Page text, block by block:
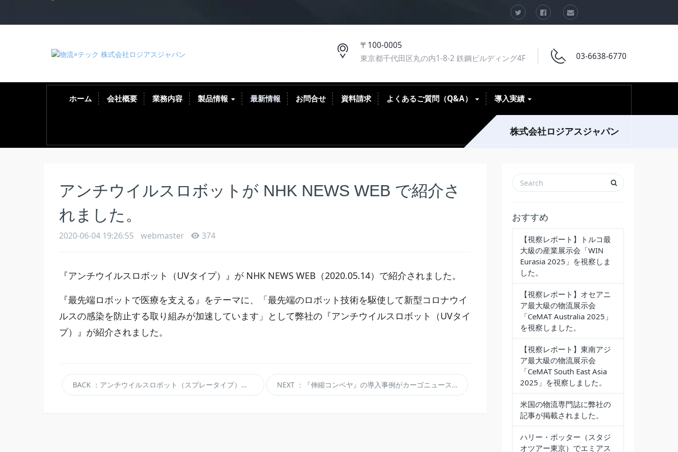
〒100-0005
東京都千代田区丸の内1-8-2 鉄鋼ビルディング4F
03-6638-6770
株式会社ロジアスジャパン
ホーム 会社概要 業務内容 製品情報 最新情報 お問合せ 資料請求 よくあるご質問（Q&A） 導入実績
アンチウイルスロボットが NHK NEWS WEB で紹介さ
れました。
2020-06-04 19:26:55 webmaster 374
『アンチウイルスロボット（UVタイプ）』が NHK NEWS WEB（2020.05.14）で紹介されました。
『最先端ロボットで医療を支える』をテーマに、「最先端のロボット技術を駆使して新型コロナウイ
ルスの感染を防止する取り組みが加速しています」として弊社の『アンチウイルスロボット（UVタイ
プ）』が紹介されました。
BACK ：アンチウイルスロボット（スプレータイプ）の販売を開始しました！ NEXT ：『伸縮コンベヤ』の導入事例がカーゴニュースに掲載されました
おすすめ
【視察レポート】トルコ最
大級の産業展示会「WIN
Eurasia 2025」を視察しま
した。
【視察レポート】オセアニ
ア最大級の物流展示会
「CeMAT Australia 2025」
を視察しました。
【視察レポート】東南アジ
ア最大級の物流展示会
「CeMAT South East Asia
2025」を視察しました。
米国の物流専門誌に弊社の
記事が掲載されました。
ハリー・ポッター（スタジ
オツアー東京）でエミアス